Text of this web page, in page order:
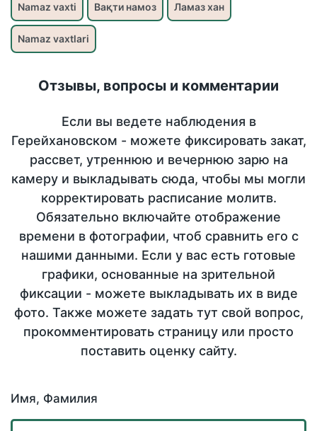
Namaz vaxti Вақти намоз Ламаз хан
Namaz vaxtlari
Отзывы, вопросы и комментарии
Если вы ведете наблюдения в
Герейхановском - можете фиксировать закат,
рассвет, утреннюю и вечернюю зарю на
камеру и выкладывать сюда, чтобы мы могли
корректировать расписание молитв.
Обязательно включайте отображение
времени в фотографии, чтоб сравнить его с
нашими данными. Если у вас есть готовые
графики, основанные на зрительной
фиксации - можете выкладывать их в виде
фото. Также можете задать тут свой вопрос,
прокомментировать страницу или просто
поставить оценку сайту.
Имя, Фамилия